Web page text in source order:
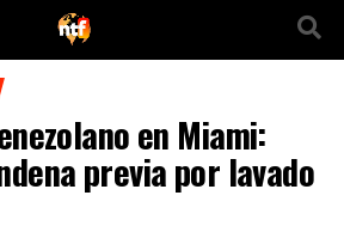
en Miami:
previa por lavado